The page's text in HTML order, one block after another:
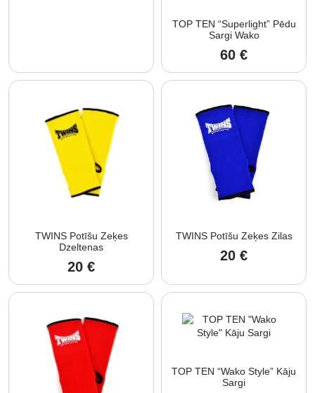
TOP TEN “Superlight” Pēdu
Sargi Wako
60 €
TWINS Potīšu Zeķes
Dzeltenas
20 €
TWINS Potīšu Zeķes Zilas
20 €
TOP TEN “Wako Style” Kāju
Sargi